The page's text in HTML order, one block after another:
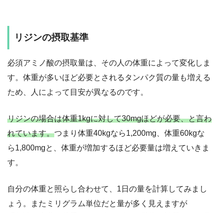
リジンの摂取基準
必須アミノ酸の摂取量は、その人の体重によって変化しま
す。体重が多いほど必要とされるタンパク質の量も増える
ため、人によって目安が異なるのです。
リジンの場合は体重1kgに対して30mgほどが必要、と言わ
れています。つまり体重40kgなら1,200mg、体重60kgな
ら1,800mgと、体重が増加するほど必要量は増えていきま
す。
自分の体重と照らし合わせて、1日の量を計算してみまし
ょう。またミリグラム単位だと量が多く見えますが